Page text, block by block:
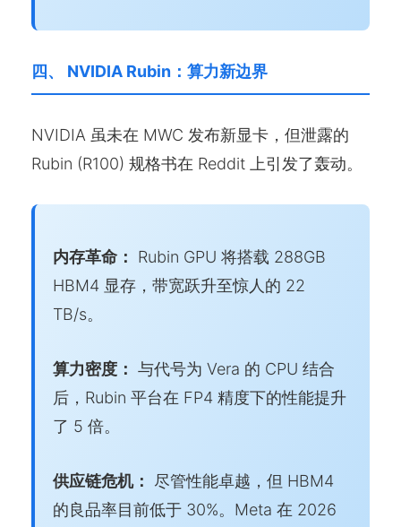
四、 NVIDIA Rubin：算力新边界
NVIDIA 虽未在 MWC 发布新显卡，但泄露的
Rubin (R100) 规格书在 Reddit 上引发了轰动。
内存革命：
Rubin GPU 将搭载 288GB
HBM4 显存，带宽跃升至惊人的 22
TB/s。
算力密度： 与代号为 Vera 的 CPU 结合
后，Rubin 平台在 FP4 精度下的性能提升
了 5 倍。
供应链危机：
尽管性能卓越，但 HBM4
的良品率目前低于 30%。Meta 在 2026